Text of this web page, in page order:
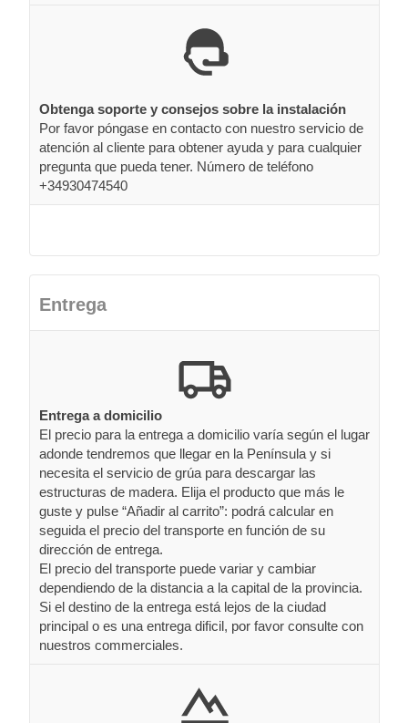
Obtenga soporte y consejos sobre la instalación
Por favor póngase en contacto con nuestro servicio de
atención al cliente para obtener ayuda y para cualquier
pregunta que pueda tener. Número de teléfono
+34930474540
Entrega
Entrega a domicilio
El precio para la entrega a domicilio varía según el lugar
adonde tendremos que llegar en la Península y si
necesita el servicio de grúa para descargar las
estructuras de madera. Elija el producto que más le
guste y pulse “Añadir al carrito”: podrá calcular en
seguida el precio del transporte en función de su
dirección de entrega.
El precio del transporte puede variar y cambiar
dependiendo de la distancia a la capital de la provincia.
Si el destino de la entrega está lejos de la ciudad
principal o es una entrega dificil, por favor consulte con
nuestros commerciales.